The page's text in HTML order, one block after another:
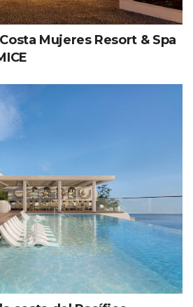
aquí.
Mujeres Resort & Spa